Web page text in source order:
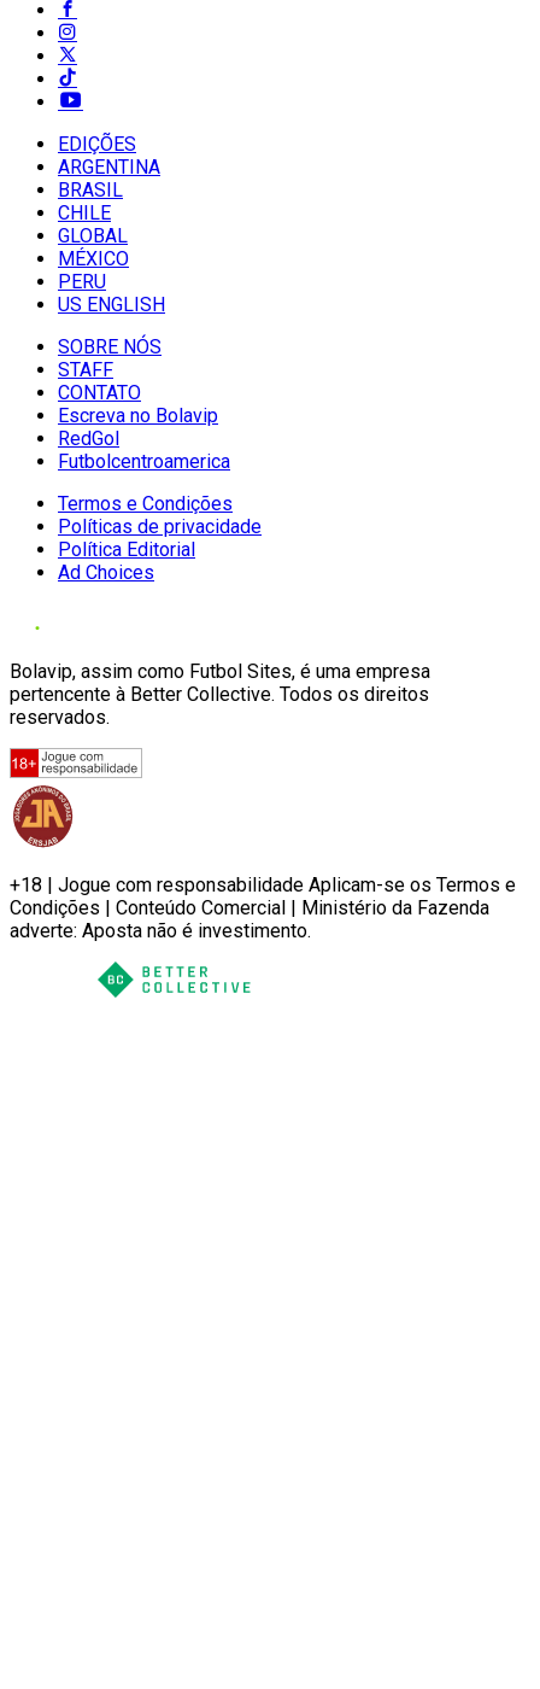
EDIÇÕES
ARGENTINA
BRASIL
CHILE
GLOBAL
MÉXICO
PERU
US ENGLISH
SOBRE NÓS
STAFF
CONTATO
Escreva no Bolavip
RedGol
Futbolcentroamerica
Termos e Condições
Políticas de privacidade
Política Editorial
Ad Choices
Bolavip, assim como Futbol Sites, é uma empresa
pertencente à Better Collective. Todos os direitos
reservados.
+18 | Jogue com responsabilidade Aplicam-se os Termos e
Condições | Conteúdo Comercial | Ministério da Fazenda
adverte: Aposta não é investimento.